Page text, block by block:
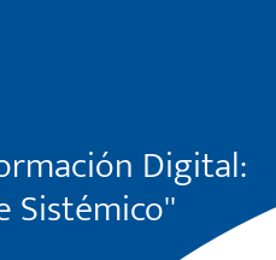
Digital:
Sistémico''